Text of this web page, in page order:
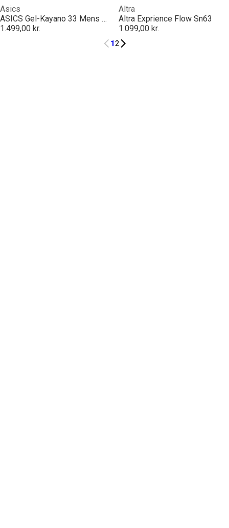
Asics
ASICS Gel-Kayano 33 Mens Running Shoes
1.499,00 kr.
Altra
Altra Exprience Flow Sn63
1.099,00 kr.
12